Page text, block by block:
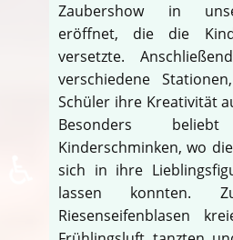
Zaubershow in
eröffnet, die die
versetzte.
verschiedene
Schüler ihre Kreativität
Besonders
Kinderschminken, wo
sich in ihre
lassen konnten.
Riesenseifenblasen